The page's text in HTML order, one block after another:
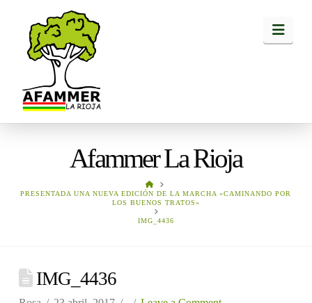
Afammer La Rioja
HOME
PRESENTADA UNA NUEVA EDICIÓN DE LA MARCHA «CAMINANDO POR
LOS BUENOS TRATOS»
IMG_4436
IMG_4436